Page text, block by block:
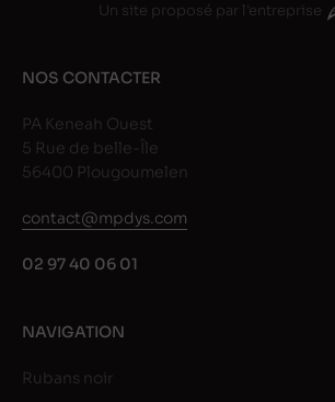
Un site proposé par l'entreprise
NOS CONTACTER
PA Keneah Ouest
5 Rue de belle-Île
56400 Plougoumelen
contact@mpdys.com
02 97 40 06 01
NAVIGATION
Rubans noir